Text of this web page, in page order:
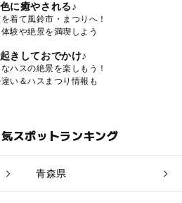
に癒やされる♪
着て風鈴市・まつりへ！
験や絶景を満喫しよう
きしておでかけ♪
ハスの絶景を楽しもう！
い＆ハスまつり情報も
スポットランキング
青森県